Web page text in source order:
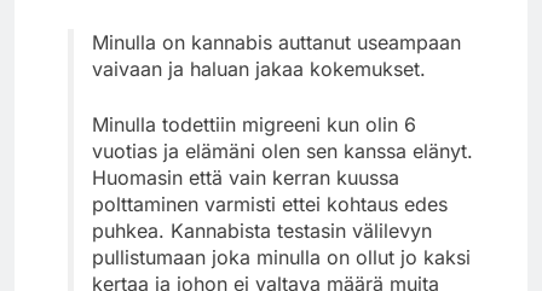
Minulla on kannabis auttanut useampaan
vaivaan ja haluan jakaa kokemukset.
Minulla todettiin migreeni kun olin 6
vuotias ja elämäni olen sen kanssa elänyt.
Huomasin että vain kerran kuussa
polttaminen varmisti ettei kohtaus edes
puhkea. Kannabista testasin välilevyn
pullistumaan joka minulla on ollut jo kaksi
kertaa ja johon ei valtava määrä muita